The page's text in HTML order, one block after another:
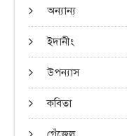
অন্যান্য
ইদানীং
উপন্যাস
কবিতা